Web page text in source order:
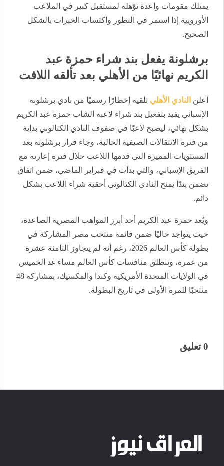
يمتلك مقومات واعدة تؤهله لمستقبل كبير في الملاعب
الأوروبية إذا استمر في التطور واكتساب الخبرات بالشكل
الصحيح.
برشلونة يفعل بند شراء حمزة عبد
الكريم نهائيًا من الأهلي بعد تألقه اللافت
أعلن النادي الأهلي تلقيه إخطارًا رسميًا من نادي برشلونة
الإسباني يفيد بتفعيل بند شراء لاعبه الشاب حمزة عبد الكريم
بشكل نهائي، ليصبح لاعبًا في صفوف النادي الكتالوني بداية
من فترة الانتقالات الصيفية الحالية، وجاء قرار برشلونة بعد
المستويات المميزة التي قدمها اللاعب خلال فترة إعارته مع
الفريق الإسباني، والتي بدأت في فبراير الماضي، ضمن اتفاق
تضمن بندًا يمنح النادي الكتالوني أحقية شراء اللاعب بشكل
دائم.
ويُعد حمزة عبد الكريم أحد أبرز المواهب المصرية الصاعدة،
حيث يتواجد حاليًا ضمن قائمة منتخب مصر المشاركة في
بطولة كأس العالم 2026، رغم أنه لم يتجاوز الثامنة عشرة
من عمره، وتنطلق منافسات كأس العالم مساء غد الخميس
في الولايات المتحدة الأمريكية وكندا والمكسيك، بمشاركة 48
منتخبًا للمرة الأولى في تاريخ البطولة.
0 تعليق